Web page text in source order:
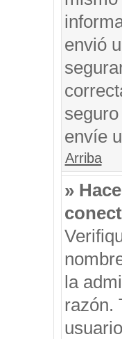
envió
envíe
Arriba
»
la
razón.